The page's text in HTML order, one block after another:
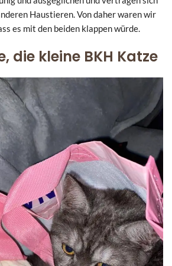
Haustieren. Von daher waren wir
es mit den beiden klappen würde.
die kleine BKH Katze